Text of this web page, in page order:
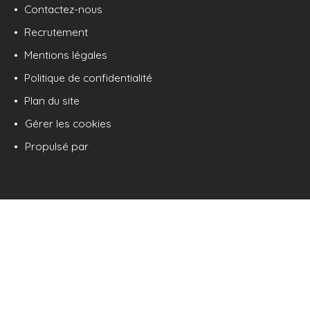
Contactez-nous
Recrutement
Mentions légales
Politique de confidentialité
Plan du site
Gérer les cookies
Propulsé par